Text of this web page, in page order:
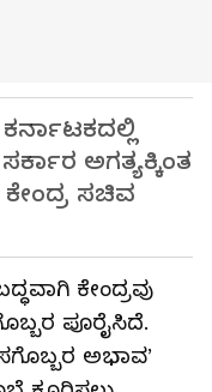
ಅಗತ್ಯಕ್ಕಿಂತ
ಕೇಂದ್ರ ಸಚಿವ
ಕೇಂದ್ರವು
ಪೂರೈಸಿದೆ.
ಅಭಾವʼ